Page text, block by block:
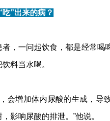
吃”出来的病？
，一问起饮食，都是经常喝
料当水喝。
会增加体内尿酸的生成，导
影响尿酸的排泄。”他说。